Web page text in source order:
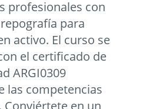
profesionales con
para
activo. El curso se
el certificado de
ARGI0309
las competencias
en un